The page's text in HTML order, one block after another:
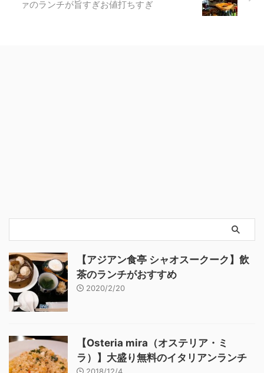
ァのランチが旨すぎお値打ちすぎ
【アジアン食亭 シャオスークーク】飲
茶のランチがおすすめ
2020/2/20
【Osteria mira（オステリア・ミ
ラ）】大盛り無料のイタリアンランチ
2018/12/4